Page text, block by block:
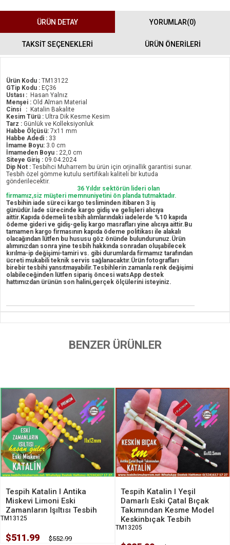
ÜRÜN DETAY YORUMLAR(0)
TAKSİT SEÇENEKLERİ ÜRÜN ÖNERILERI
Ürün Kodu : TM13122
GTip Kodu : EÇ36
Ustası : Hasan Yalnız
Menşei : Old Alman Material
Cinsi : Katalin Bakalite
Kesim Türü : Ultra Dik Kesme Kesim
Tarz : Günlük ve Kolleksiyonluk
Habbe Ölçüsü: 7x11 mm
Habbe Adedi : 33
İmame Boyu: 3.0 cm
İmameden Boyu : 22,0 cm
Siteye Giriş : 09.04.2024
Dip Not : Tesbihci Muharrem bu ürün için orjinallik garantisi sunar.
Tesbih özel gömme kutulu sertifikalı kaliteli bir kutuda
gönderilecektir.
36 Yıldır sektörün lideri olan
firmamız,siz müşteri memnuniyetini ön planda tutmaktadır.
Tesbihin iade süreci kargo tesliminden itibaren 3 iş
günüdür.İade sürecinde kargo gidiş ve gelişleri alıcıya
aittir.Kapıda ödemeli tesbih alımlarındaki iadelerde %10 kapıda
ödeme gideri ve gidiş-geliş kargo masrafları yine alıcıya aittir.Bu
tamamen kargo firmasının kapıda ödeme politikası ile alakalı
olacağından lütfen bu hususu göz önünde bulundurunuz.Ürün
alımınızdan sonra yine tesbih hakkında sonradan oluşabilecek
kırılma-ip değişimi-tamiri vs. gibi durumlarda firmamız tarafından
ücreti mukabili teknik servis sağlanacaktır.Ürün fotografları
birebir tesbihi yansıtmayabilir.Tesbihlerin zamanla renk değişimi
olabileceğinden lütfen sipariş öncesi watsApp destek
hattımızdan ürünün son halini,gerçek ölçülerini isteyiniz.
BENZER ÜRÜNLER
Tespih Katalin I Antika
Miskevi Limoni Eski
Zamanların Işıltısı Tesbih
TM13125
$511.99 $552.99
Tespih Katalin I Yeşil
Damarlı Eski Çatal Bıçak
Takımından Kesme Model
Keskinbıçak Tesbih
TM13205